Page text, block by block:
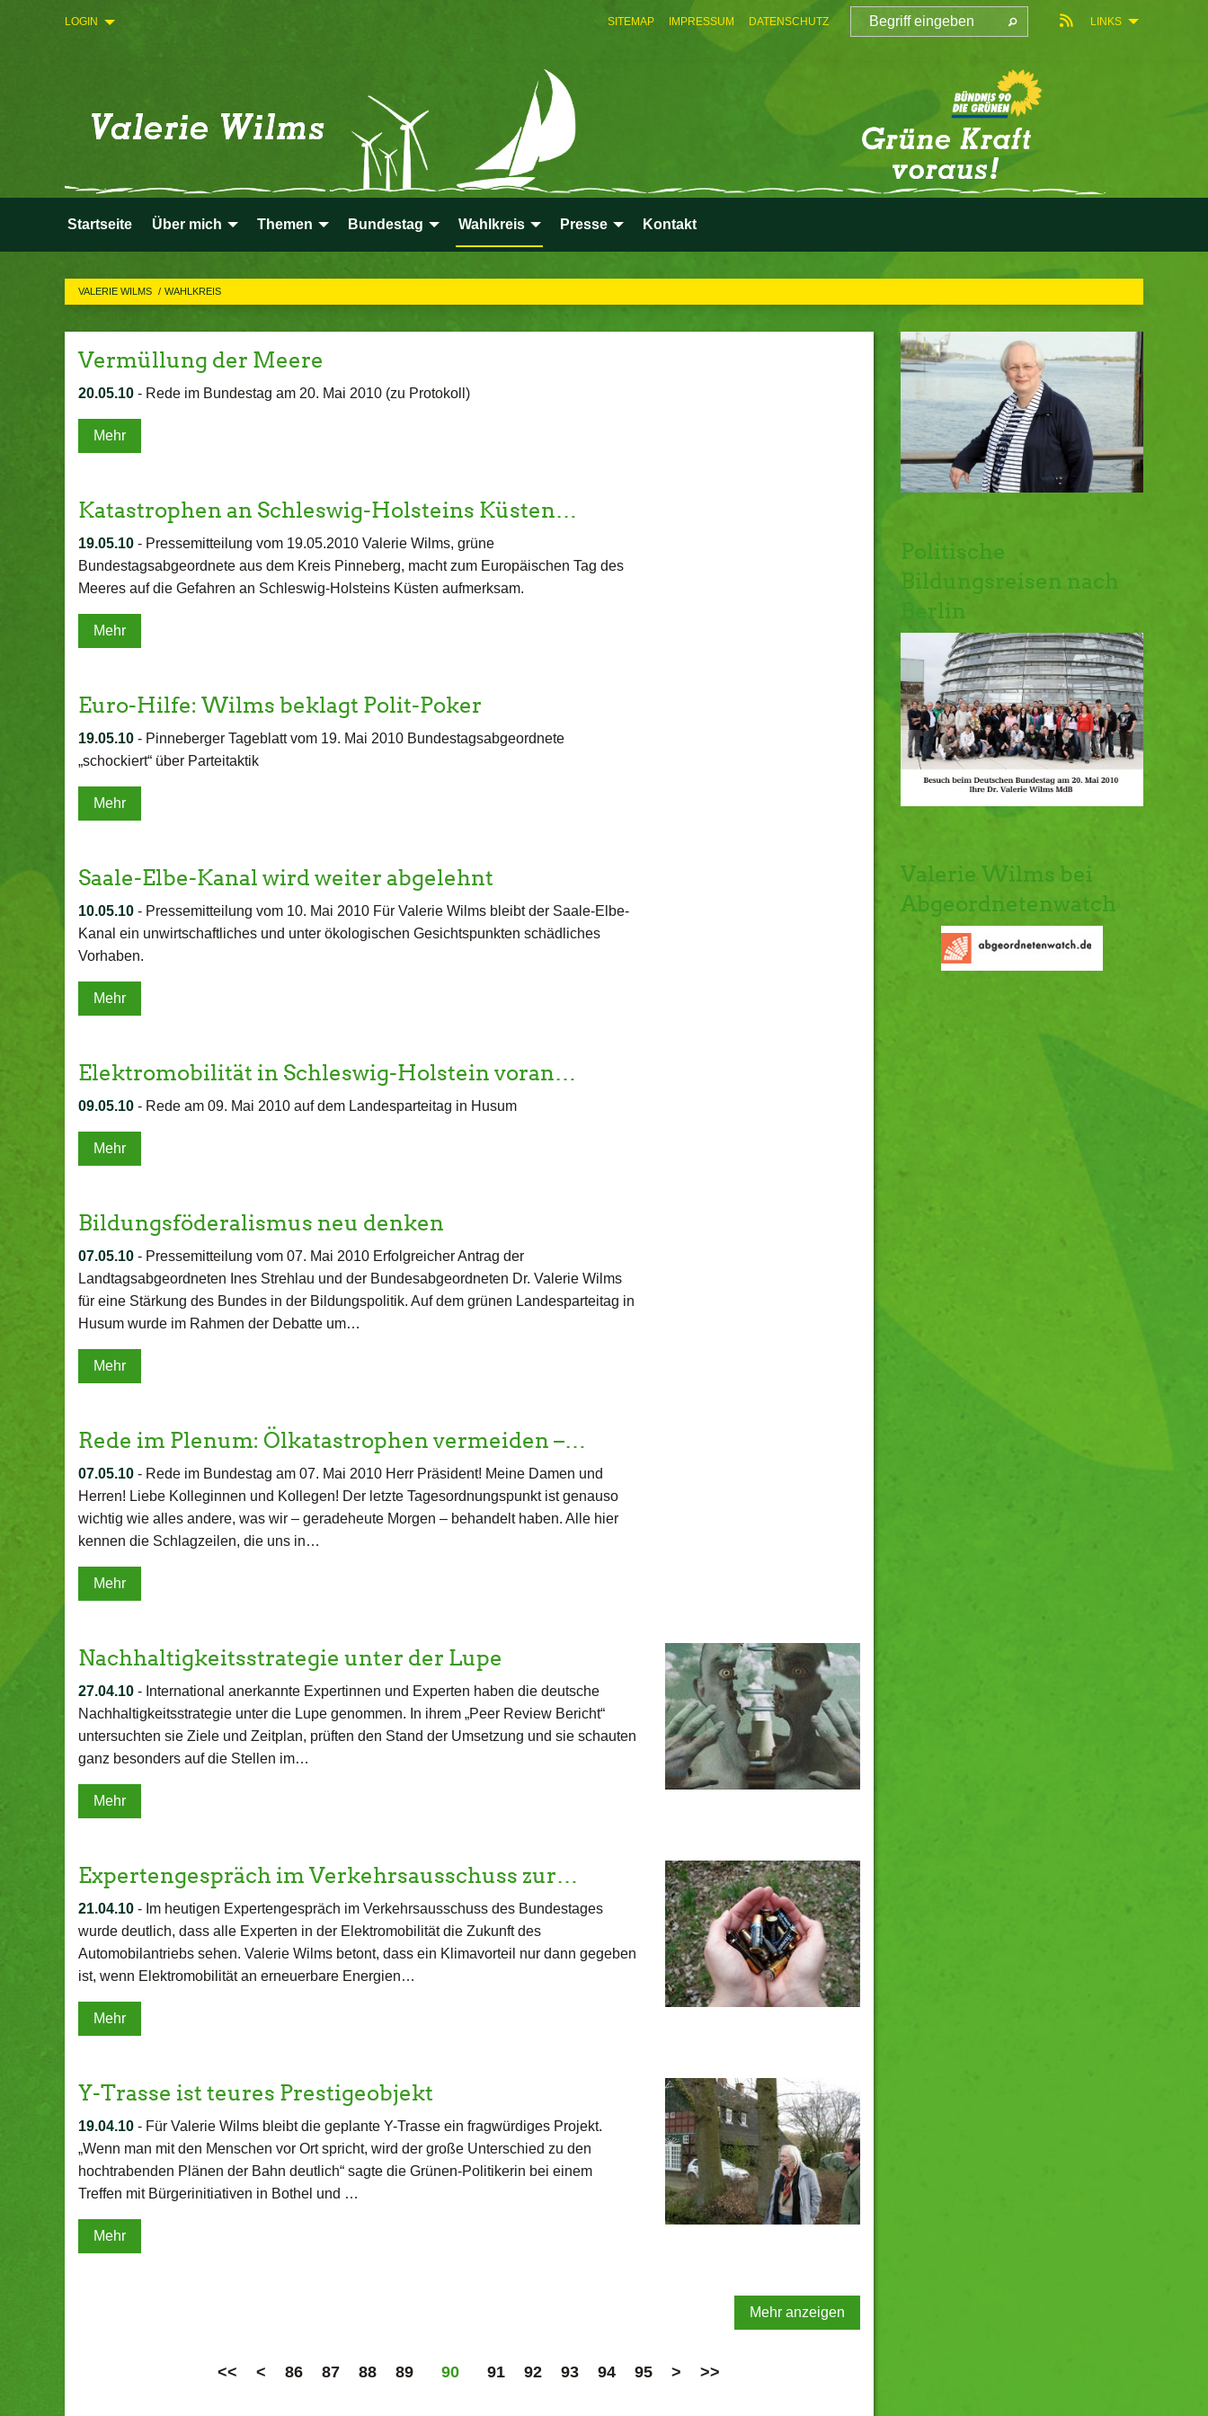
LINKS
SITEMAP IMPRESSUM DATENSCHUTZ
LOGIN
Startseite Über mich Themen Bundestag Wahlkreis Presse Kontakt
VALERIE WILMS WAHLKREIS
Vermüllung der Meere
20.05.10 - Rede im Bundestag am 20. Mai 2010 (zu Protokoll)
Mehr
Katastrophen an Schleswig-Holsteins Küsten…
19.05.10 - Pressemitteilung vom 19.05.2010 Valerie Wilms, grüne
Bundestagsabgeordnete aus dem Kreis Pinneberg, macht zum Europäischen Tag des
Meeres auf die Gefahren an Schleswig-Holsteins Küsten aufmerksam.
Mehr
Euro-Hilfe: Wilms beklagt Polit-Poker
19.05.10 - Pinneberger Tageblatt vom 19. Mai 2010 Bundestagsabgeordnete
„schockiert“ über Parteitaktik
Mehr
Saale-Elbe-Kanal wird weiter abgelehnt
10.05.10 - Pressemitteilung vom 10. Mai 2010 Für Valerie Wilms bleibt der Saale-Elbe-
Kanal ein unwirtschaftliches und unter ökologischen Gesichtspunkten schädliches
Vorhaben.
Mehr
Elektromobilität in Schleswig-Holstein voran…
09.05.10 - Rede am 09. Mai 2010 auf dem Landesparteitag in Husum
Mehr
Bildungsföderalismus neu denken
07.05.10 - Pressemitteilung vom 07. Mai 2010 Erfolgreicher Antrag der
Landtagsabgeordneten Ines Strehlau und der Bundesabgeordneten Dr. Valerie Wilms
für eine Stärkung des Bundes in der Bildungspolitik. Auf dem grünen Landesparteitag in
Husum wurde im Rahmen der Debatte um…
Mehr
Rede im Plenum: Ölkatastrophen vermeiden –…
07.05.10 - Rede im Bundestag am 07. Mai 2010 Herr Präsident! Meine Damen und
Herren! Liebe Kolleginnen und Kollegen! Der letzte Tagesordnungspunkt ist genauso
wichtig wie alles andere, was wir – geradeheute Morgen – behandelt haben. Alle hier
kennen die Schlagzeilen, die uns in…
Mehr
Nachhaltigkeitsstrategie unter der Lupe
27.04.10 - International anerkannte Expertinnen und Experten haben die deutsche
Nachhaltigkeitsstrategie unter die Lupe genommen. In ihrem „Peer Review Bericht“
untersuchten sie Ziele und Zeitplan, prüften den Stand der Umsetzung und sie schauten
ganz besonders auf die Stellen im…
Mehr
Expertengespräch im Verkehrsausschuss zur…
21.04.10 - Im heutigen Expertengespräch im Verkehrsausschuss des Bundestages
wurde deutlich, dass alle Experten in der Elektromobilität die Zukunft des
Automobilantriebs sehen. Valerie Wilms betont, dass ein Klimavorteil nur dann gegeben
ist, wenn Elektromobilität an erneuerbare Energien…
Mehr
Y-Trasse ist teures Prestigeobjekt
19.04.10 - Für Valerie Wilms bleibt die geplante Y-Trasse ein fragwürdiges Projekt.
„Wenn man mit den Menschen vor Ort spricht, wird der große Unterschied zu den
hochtrabenden Plänen der Bahn deutlich“ sagte die Grünen-Politikerin bei einem
Treffen mit Bürgerinitiativen in Bothel und …
Mehr
Mehr anzeigen
<< < 86 87 88 89 90 91 92 93 94 95 > >>
Politische
Bildungsreisen nach
Berlin
Valerie Wilms bei
Abgeordnetenwatch